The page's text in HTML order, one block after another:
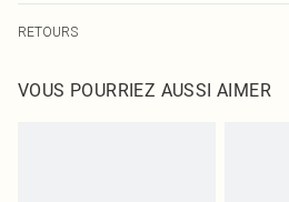
Livraison express France
Jusqu'à 2-3 jours ouvrables
RETOURS
pour nous retourner un article.
VOUS POURRIEZ AUSSI AIMER